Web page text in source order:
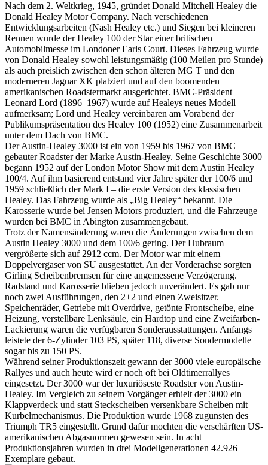
Nach dem 2. Weltkrieg, 1945, gründet Donald Mitchell Healey die
Donald Healey Motor Company. Nach verschiedenen
Entwicklungsarbeiten (Nash Healey etc.) und Siegen bei kleineren
Rennen wurde der Healey 100 der Star einer britischen
Automobilmesse im Londoner Earls Court. Dieses Fahrzeug wurde
von Donald Healey sowohl leistungsmäßig (100 Meilen pro Stunde)
als auch preislich zwischen den schon älteren MG T und den
moderneren Jaguar XK platziert und auf den boomenden
amerikanischen Roadstermarkt ausgerichtet. BMC-Präsident
Leonard Lord (1896–1967) wurde auf Healeys neues Modell
aufmerksam; Lord und Healey vereinbaren am Vorabend der
Publikumspräsentation des Healey 100 (1952) eine Zusammenarbeit
unter dem Dach von BMC.
Der Austin-Healey 3000 ist ein von 1959 bis 1967 von BMC
gebauter Roadster der Marke Austin-Healey. Seine Geschichte 3000
begann 1952 auf der London Motor Show mit dem Austin Healey
100/4. Auf ihm basierend entstand vier Jahre später der 100/6 und
1959 schließlich der Mark I – die erste Version des klassischen
Healey. Das Fahrzeug wurde als „Big Healey“ bekannt. Die
Karosserie wurde bei Jensen Motors produziert, und die Fahrzeuge
wurden bei BMC in Abington zusammengebaut.
Trotz der Namensänderung waren die Änderungen zwischen dem
Austin Healey 3000 und dem 100/6 gering. Der Hubraum
vergrößerte sich auf 2912 ccm. Der Motor war mit einem
Doppelvergaser von SU ausgestattet. An der Vorderachse sorgten
Girling Scheibenbremsen für eine angemessene Verzögerung.
Radstand und Karosserie blieben jedoch unverändert. Es gab nur
noch zwei Ausführungen, den 2+2 und einen Zweisitzer.
Speichenräder, Getriebe mit Overdrive, getönte Frontscheibe, eine
Heizung, verstellbare Lenksäule, ein Hardtop und eine Zweifarben-
Lackierung waren die verfügbaren Sonderausstattungen. Anfangs
leistete der 6-Zylinder 103 PS, später 118, diverse Sondermodelle
sogar bis zu 150 PS.
Während seiner Produktionszeit gewann der 3000 viele europäische
Rallyes und auch heute wird er noch oft bei Oldtimerrallyes
eingesetzt. Der 3000 war der luxuriöseste Roadster von Austin-
Healey. Im Vergleich zu seinem Vorgänger erhielt der 3000 ein
Klappverdeck und statt Steckscheiben versenkbare Scheiben mit
Kurbelmechanismus. Die Produktion wurde 1968 zugunsten des
Triumph TR5 eingestellt. Grund dafür mochten die verschärften US-
amerikanischen Abgasnormen gewesen sein. In acht
Produktionsjahren wurden in drei Modellgenerationen 42.926
Exemplare gebaut.